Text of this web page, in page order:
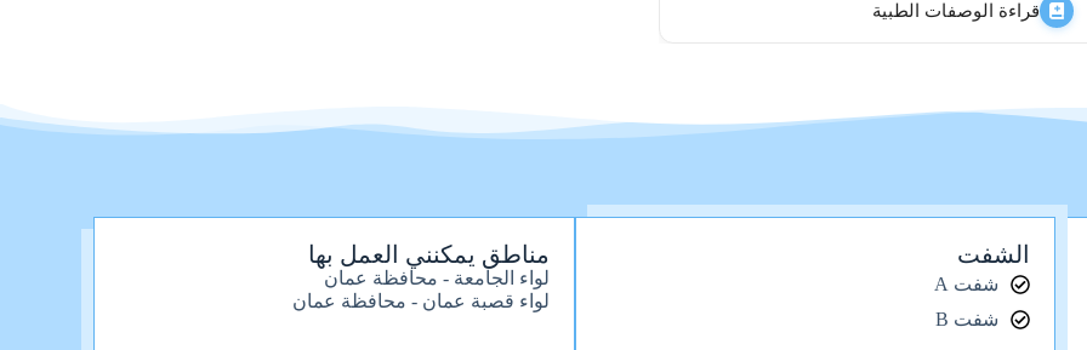
قراءة الوصفات الطبية
الشفت
شفت A
شفت B
مناطق يمكنني العمل بها
لواء الجامعة - محافظة عمان
لواء قصبة عمان - محافظة عمان